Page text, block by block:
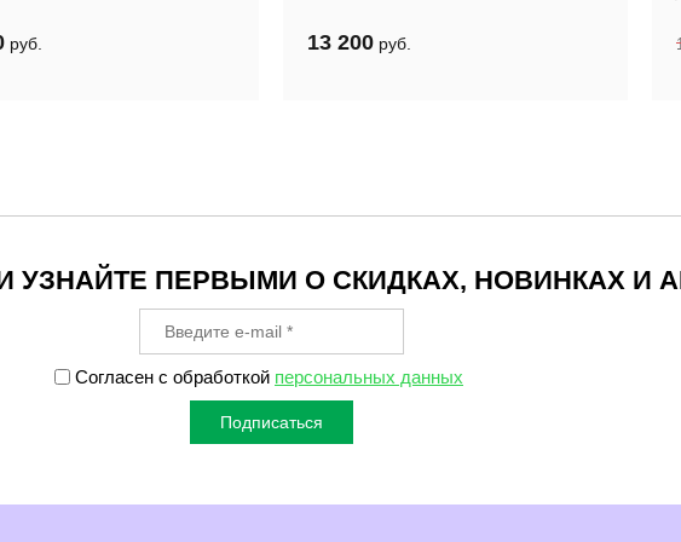
руб. 13 200 руб.
УЗНАЙТЕ ПЕРВЫМИ О СКИДКАХ, НОВИНКАХ И
Согласен с обработкой персональных данных
Подписаться